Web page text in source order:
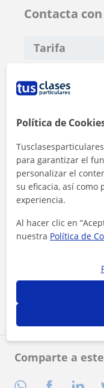
Comparte a
Contacta
Tarifa
Política de
para garantizar el
personalizar el
su eficacia, así
experiencia.
Al hacer clic en
nuestra Política de